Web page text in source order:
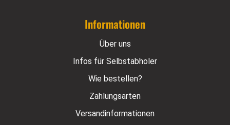
Informationen
Über uns
Infos für Selbstabholer
Wie bestellen?
Zahlungsarten
Versandinformationen